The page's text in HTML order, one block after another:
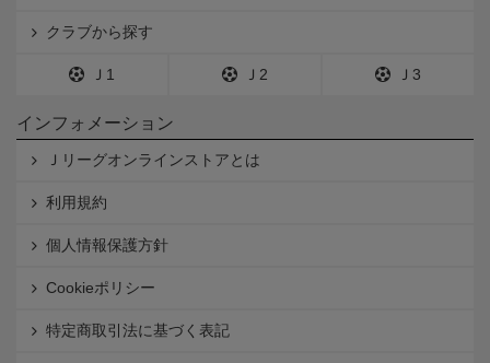
クラブから探す
Ｊ1 Ｊ2 Ｊ3
インフォメーション
Ｊリーグオンラインストアとは
利用規約
個人情報保護方針
Cookieポリシー
特定商取引法に基づく表記